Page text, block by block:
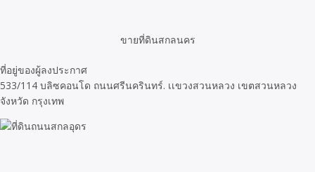
ขายที่ดินสกลนคร
ที่อยู่ของผู้ลงประกาศ
533/114 บลิซคอนโด ถนนศรีนครินทร์. เเขวงสวนหลวง เขตสวนหลวง
จังหวัด กรุงเทพ